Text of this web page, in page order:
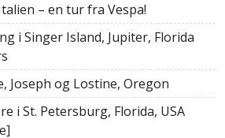
– en tur fra Vespa!
i Singer Island, Jupiter, Florida
Joseph og Lostine, Oregon
i St. Petersburg, Florida, USA